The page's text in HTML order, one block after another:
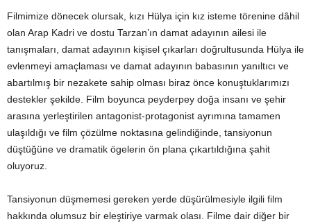
Filmimize dönecek olursak, kızı Hülya için kız isteme törenine dâhil
olan Arap Kadri ve dostu Tarzan’ın damat adayının ailesi ile
tanışmaları, damat adayının kişisel çıkarları doğrultusunda Hülya ile
evlenmeyi amaçlaması ve damat adayının babasının yanıltıcı ve
abartılmış bir nezakete sahip olması biraz önce konuştuklarımızı
destekler şekilde. Film boyunca peyderpey doğa insanı ve şehir
arasına yerleştirilen antagonist-protagonist ayrımına tamamen
ulaşıldığı ve film çözülme noktasına gelindiğinde, tansiyonun
düştüğüne ve dramatik ögelerin ön plana çıkartıldığına şahit
oluyoruz.
Tansiyonun düşmemesi gereken yerde düşürülmesiyle ilgili film
hakkında olumsuz bir eleştiriye varmak olası. Filme dair diğer bir